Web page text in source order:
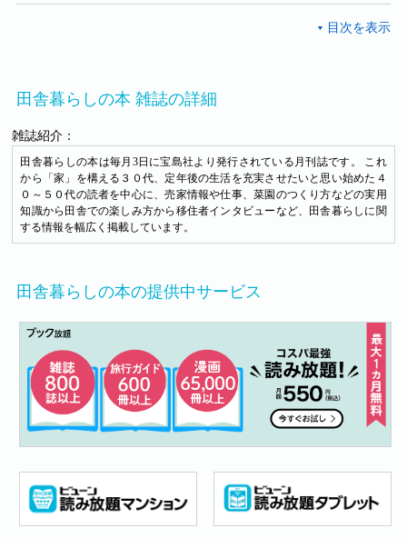
田舎暮らしの本 雑誌の詳細
雑誌紹介：
田舎暮らしの本は毎月3日に宝島社より発行されている月刊誌です。 これ
から「家」を構える３０代、定年後の生活を充実させたいと思い始めた４
０～５０代の読者を中心に、売家情報や仕事、菜園のつくり方などの実用
知識から田舎での楽しみ方から移住者インタビューなど、田舎暮らしに関
する情報を幅広く掲載しています。
田舎暮らしの本の提供中サービス